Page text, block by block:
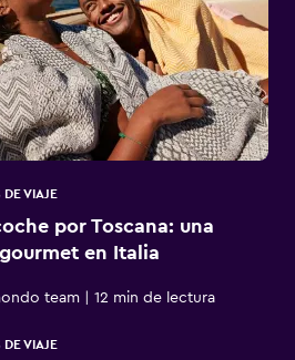
DE VIAJE
por Toscana: una
en Italia
team 12 min de lectura
DE VIAJE